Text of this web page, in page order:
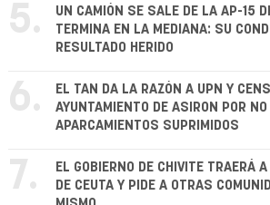
5.
UN CAMIÓN SE SALE DE LA AP-15
TERMINA EN LA MEDIANA: SU
RESULTADO HERIDO
6.
EL TAN DA LA RAZÓN A UPN Y
AYUNTAMIENTO DE ASIRON POR
APARCAMIENTOS SUPRIMIDOS
7.
EL GOBIERNO DE CHIVITE TRAERÁ
DE CEUTA Y PIDE A OTRAS